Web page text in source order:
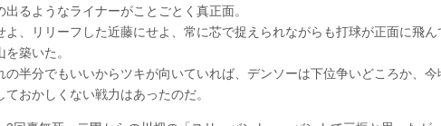
るようなライナーがことごとく真正面。
よ、リリーフした近藤にせよ、常に芯で捉えられながらも打球が正面に飛ん
築いた。
の半分でもいいからツキが向いていれば、デンソーは下位争いどころか、今
おかしくない戦力はあったのだ。